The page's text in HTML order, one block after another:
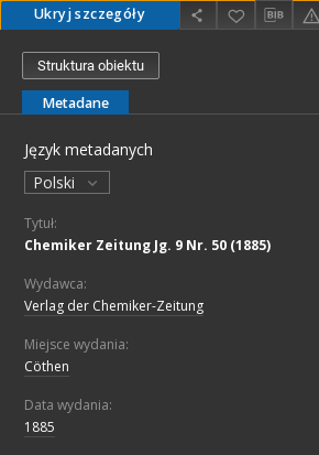
Ukryj szczegóły
Struktura obiektu
Metadane
Język metadanych
Polski
Tytuł:
Chemiker Zeitung Jg. 9 Nr. 50 (1885)
Wydawca:
Verlag der Chemiker-Zeitung
Miejsce wydania:
Cöthen
Data wydania:
1885